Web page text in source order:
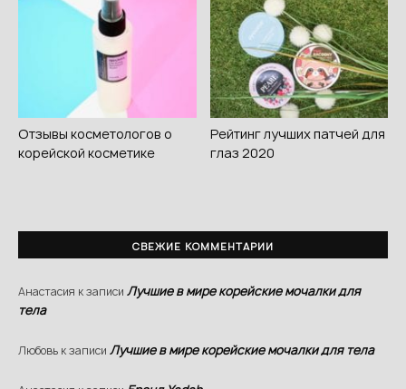
Отзывы косметологов о
корейской косметике
Рейтинг лучших патчей для
глаз 2020
СВЕЖИЕ КОММЕНТАРИИ
Анастасия к записи Лучшие в мире корейские мочалки для
тела
Любовь к записи Лучшие в мире корейские мочалки для тела